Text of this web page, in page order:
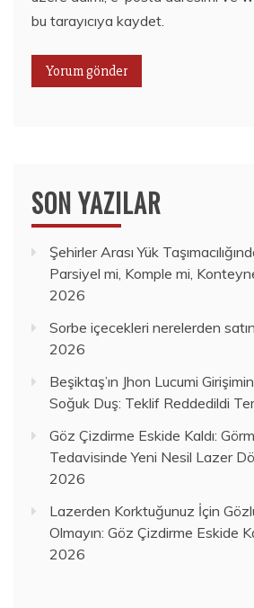
bu tarayıcıya kaydet.
SON YAZILAR
Şehirler Arası Yük
Parsiyel mi, Komple mi,
2026
Sorbe içecekleri nerelerden satın
2026
Beşiktaş’ın Jhon Lucumi
Soğuk Duş: Teklif Reddedildi
Göz Çizdirme Eskide Kaldı:
Tedavisinde Yeni Nesil Lazer
2026
Lazerden Korktuğunuz İçin
Olmayın: Göz Çizdirme Eskide
2026